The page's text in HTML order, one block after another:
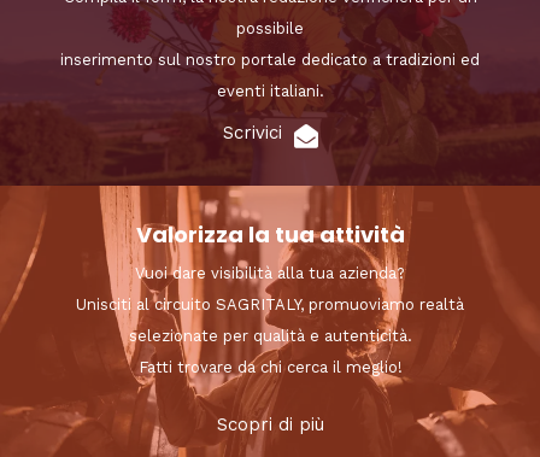
possibile
inserimento sul nostro portale dedicato a tradizioni ed
eventi italiani.
Scrivici
Valorizza la tua attività
Vuoi dare visibilità alla tua azienda?
Unisciti al circuito SAGRITALY, promuoviamo realtà
selezionate per qualità e autenticità.
Fatti trovare da chi cerca il meglio!
Scopri di più